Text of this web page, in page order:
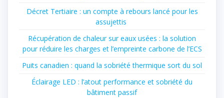
Décret Tertiaire : un compte à rebours lancé pour les
assujettis
Récupération de chaleur sur eaux usées : la solution
pour réduire les charges et l’empreinte carbone de l’ECS
Puits canadien : quand la sobriété thermique sort du sol
Éclairage LED : l’atout performance et sobriété du
bâtiment passif